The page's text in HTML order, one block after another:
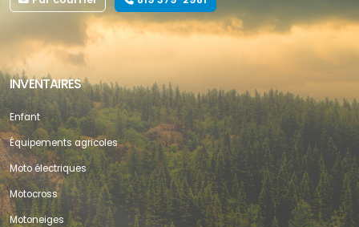
INVENTAIRES
Enfant
Équipements agricoles
Moto électriques
Motocross
Motoneiges